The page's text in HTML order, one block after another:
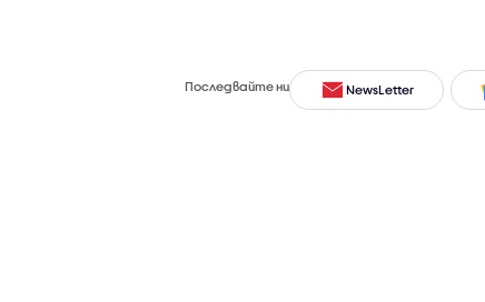
Последвайте ни NewsLetter